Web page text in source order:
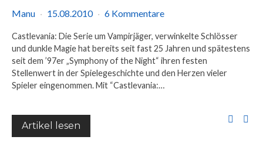
Manu 15.08.2010 6 Kommentare
Castlevania: Die Serie um Vampirjäger, verwinkelte Schlösser
und dunkle Magie hat bereits seit fast 25 Jahren und spätestens
seit dem ’97er „Symphony of the Night“ ihren festen
Stellenwert in der Spielegeschichte und den Herzen vieler
Spieler eingenommen. Mit “Castlevania:…
Artikel lesen